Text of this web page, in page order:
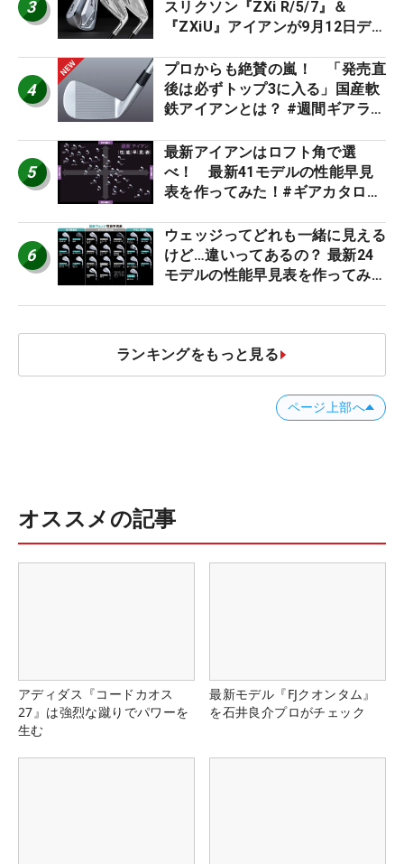
3
スリクソン『ZXi R/5/7』＆
『ZXiU』アイアンが9月12日デ
4
プロからも絶賛の嵐！ 「発売直
後は必ずトップ3に入る」国産軟
鉄アイアンとは？ #週間ギアラン
5
最新アイアンはロフト角で選
べ！ 最新41モデルの性能早見
表を作ってみた！#ギアカタログ
6
ウェッジってどれも一緒に見える
けど…違いってあるの？ 最新24
モデルの性能早見表を作ってみ
ランキングをもっと見る
ページ上部へ
オススメの記事
アディダス『コードカオス
27』は強烈な蹴りでパワーを
生む
最新モデル『FJクオンタム』
を石井良介プロがチェック